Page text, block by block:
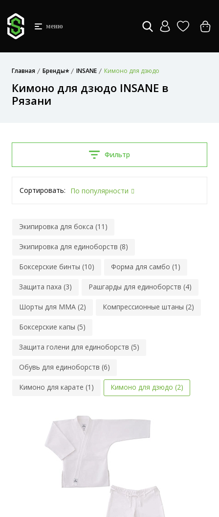
меню
Главная Бренды⭐ INSANE Кимоно для дзюдо
Кимоно для дзюдо INSANE в
Рязани
Фильтр
Сортировать: По популярности
Экипировка для бокса (11)
Экипировка для единоборств (8)
Боксерские бинты (10) Форма для самбо (1)
Защита паха (3) Рашгарды для единоборств (4)
Шорты для MMA (2) Компрессионные штаны (2)
Боксерские капы (5)
Защита голени для единоборств (5)
Обувь для единоборств (6)
Кимоно для карате (1) Кимоно для дзюдо (2)